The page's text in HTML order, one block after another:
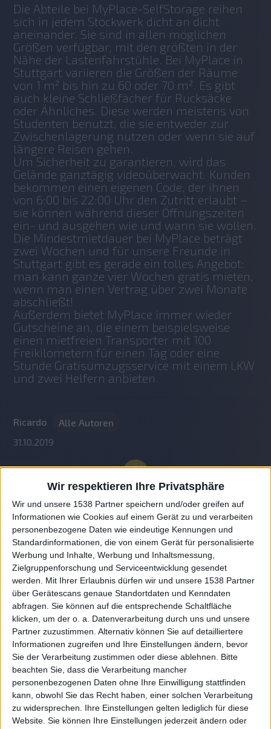
Wir respektieren Ihre Privatsphäre
Wir und unsere 1538 Partner speichern und/oder greifen auf
Informationen wie Cookies auf einem Gerät zu und verarbeiten
personenbezogene Daten wie eindeutige Kennungen und
Standardinformationen, die von einem Gerät für personalisierte
Werbung und Inhalte, Werbung und Inhaltsmessung,
Zielgruppenforschung und Serviceentwicklung gesendet
werden.
Mit Ihrer Erlaubnis dürfen wir und unsere 1538 Partner
über Gerätescans genaue Standortdaten und Kenndaten
abfragen. Sie können auf die entsprechende Schaltfläche
klicken, um der o. a. Datenverarbeitung durch uns und unsere
Partner zuzustimmen. Alternativ können Sie auf detailliertere
Informationen zugreifen und Ihre Einstellungen ändern, bevor
Sie der Verarbeitung zustimmen oder diese ablehnen.
Bitte
beachten Sie, dass die Verarbeitung mancher
personenbezogenen Daten ohne Ihre Einwilligung stattfinden
kann, obwohl Sie das Recht haben, einer solchen Verarbeitung
zu widersprechen. Ihre Einstellungen gelten lediglich für diese
Website. Sie können Ihre Einstellungen jederzeit ändern oder
Die Abteile bei MyPlace-SelfStorage reihen
sich in jedem Stockwerk dicht an dicht
aneinander. Sie sind in allen möglichen
Größen verfügbar, mit den größten in der
Nähe der Lastenfahrstühle. Bei MyPlace in
Stuttgart variieren die Größen der Räume
von 1 m² bis hin zu 60 oder 70 m². Es gibt
auch kleine Schließfächer für Rucksäcke
oder Ähnliches. Diese werden meistens von
Studenten benutzt, die sie entweder zur
Zwischenlagerung nutzen oder wenn sie auf
längere Reisen gehen.
Um Sicherheit zu garantieren, wird das
Gelände ganztägig videoüberwacht. Kunden
bekommen einen eigenen Code, der ihnen
von 6:00 bis 22:00 Uhr den Zutritt erlaubt –
sie können während dieser Öffnungszeiten
ein- und ausgehen wie und wann sie wollen.
Die Mindestmietdauer bei MyPlace beträgt
zwei Wochen und für unsere Freunde in
Stuttgart gibt es gerade ein tolles Angebot:
man kann ganze vier Wochen gratis mieten,
wenn man einen Vertrag über zwei Monate
abschließt!
Außerdem bietet MyPlace immer wieder
Gutscheine an, die einem beispielsweise
einen mietfreien Transporter mit 100
Freikilometern für einen Tag oder eine
Stunde Gratisumzugsservice mit einem LKW
und zwei Helfern anbieten.
Ricardo
Alle Autoren
31.10.2019
Auf DESMONDO findet Ihr Inspirationen für
individuelles, gemütliches und intelligentes Wohnen,
die aktuellsten Einrichtungstrends und Informatives zu
neuesten Smart Home Systemen.
Rechtliches
Impressum
Datenschutz
Sitemap